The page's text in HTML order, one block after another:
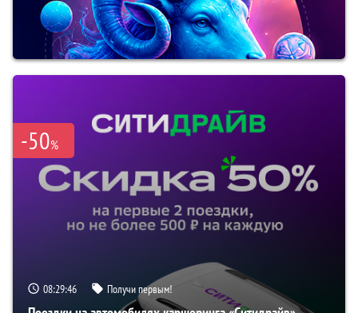
-50%
08:29:45 Получи первым!